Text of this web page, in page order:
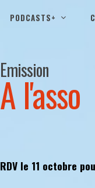
PODCASTS+
Emission
A l'asso
RDV le 11 octobre